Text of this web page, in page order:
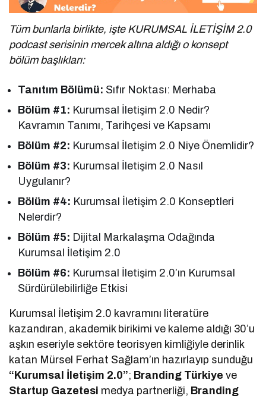
Tüm bunlarla birlikte, işte KURUMSAL İLETİŞİM 2.0
podcast serisinin mercek altına aldığı o konsept
bölüm başlıkları:
Tanıtım Bölümü: Sıfır Noktası: Merhaba
Bölüm #1: Kurumsal İletişim 2.0 Nedir?
Kavramın Tanımı, Tarihçesi ve Kapsamı
Bölüm #2: Kurumsal İletişim 2.0 Niye Önemlidir?
Bölüm #3: Kurumsal İletişim 2.0 Nasıl
Uygulanır?
Bölüm #4: Kurumsal İletişim 2.0 Konseptleri
Nelerdir?
Bölüm #5: Dijital Markalaşma Odağında
Kurumsal İletişim 2.0
Bölüm #6: Kurumsal İletişim 2.0’ın Kurumsal
Sürdürülebilirliğe Etkisi
Kurumsal İletişim 2.0 kavramını literatüre
kazandıran, akademik birikimi ve kaleme aldığı 30’u
aşkın eseriyle sektöre teorisyen kimliğiyle derinlik
katan Mürsel Ferhat Sağlam’ın hazırlayıp sunduğu
“Kurumsal İletişim 2.0”; Branding Türkiyeve
Startup Gazetesi medya partnerliği, Branding